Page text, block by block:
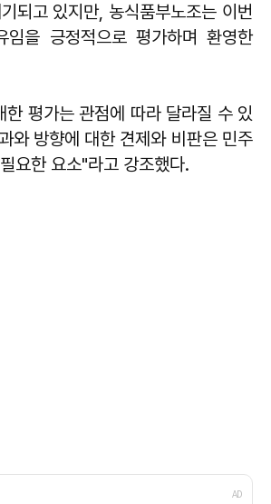
되고 있지만, 농식품부노조는 이번
임을 긍정적으로 평가하며 환영한
한 평가는 관점에 따라 달라질 수 있
와 방향에 대한 견제와 비판은 민주
요한 요소"라고 강조했다.